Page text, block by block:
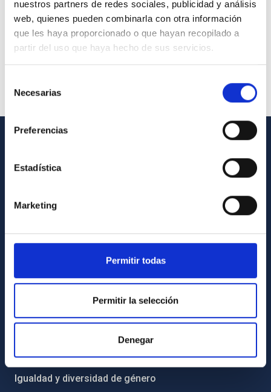
nuestros partners de redes sociales, publicidad y análisis
web, quienes pueden combinarla con otra información
que les haya proporcionado o que hayan recopilado a
partir del uso que haya hecho de sus servicios.
Necesarias
Preferencias
Estadística
Marketing
Permitir todas
Permitir la selección
Denegar
Legislación
Código ético y política antifraude
Igualdad y diversidad de género